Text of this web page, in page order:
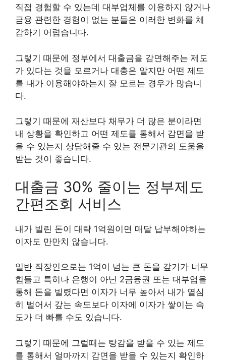
직접 경험할 수 있는데 대부업체를 이용하지 않거나
금융 관련한 경험이 없는 분들은 이러한 변화를 체
감하기 어렵습니다.
그렇기 때문에 정부에서 대출금을 감면해주는 제도
가 있다는 것을 모르거나 대충은 알지만 어떤 제도
를 내가 이용해야하는지 잘 모르는 경우가 많습니
다.
그렇기 때문에 재산보다 채무가 더 많은 분이라면
내 상황을 확인하고 어떤 제도를 통해서 감면을 받
을 수 있는지 상담해줄 수 있는 전문기관의 도움을
받는 것이 좋습니다.
대출금 30% 줄이는 정부제도
간편조회 서비스
내가 빌린 돈이 대략 1억원이면 매달 납부해야하는
이자도 만만치 않습니다.
일반 직장인으로는 1억이 넘는 큰 돈을 갚기가 너무
힘들고 특히나 은행이 아닌 2금융권 또는 대부업을
통해 돈을 빌렸다면 이자가 너무 높아서 내가 열심
히 벌어서 갚는 속도보다 이자에 이자가 쌓이는 속
도가 더 빠를 수도 있습니다.
그렇기 때문에 그럴때는 탕감을 받을 수 있는 제도
를 통해서 얼마까지 감면을 받을 수 있는지 확인하